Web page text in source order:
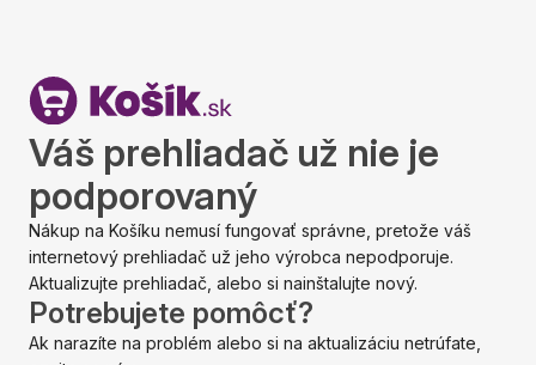
Váš prehliadač už nie je
podporovaný
Nákup na Košíku nemusí fungovať správne, pretože váš
internetový prehliadač už jeho výrobca nepodporuje.
Aktualizujte prehliadač, alebo si nainštalujte nový.
Potrebujete pomôcť?
Ak narazíte na problém alebo si na aktualizáciu netrúfate,